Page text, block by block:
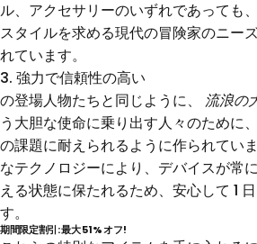
ル、アクセサリーのいずれであっても
スタイルを求める現代の冒険家のニー
れています。
3. 強力で信頼性の高い
の登場人物たちと同じように、 流浪の
う大胆な使命に乗り出す人々のために
の課題に耐えられるように作られてい
なテクノロジーにより、デバイスが常
える状態に保たれるため、安心して 1
す。
期間限定割引: 最大 51% オフ!